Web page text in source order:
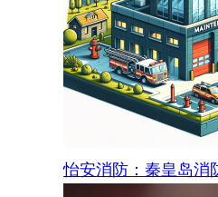
怡安消防：秦皇岛消